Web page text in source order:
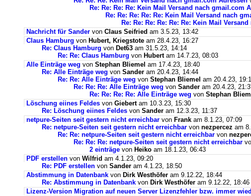
Re: Re: Re: Re: Kein Mail Versand nach gmail.com
Re: Re: Re: Re: Re: Kein Mail Versand nach
Re: Re: Re: Re: Re: Re: Kein Mail
Nachricht für Sander von Claus Seifried am 3.5.23, 13:42
Claus Hamburg von Hubert, Kriegstote am 28.4.23, 16:27
Re: Claus Hamburg von Det63 am 31.5.23, 14:14
Re: Re: Claus Hamburg von Hubertam 14.7.23, 08:03
Alle Einträge weg von Stephan Bliemel am 17.4.23, 18:40
Re: Alle Einträge weg von Sander am 20.4.23, 14:44
Re: Re: Alle Einträge weg von Stephan Bliemel am 20.4.23,
Re: Re: Re: Alle Einträge weg von Sander am 20.4.23,
Re: Re: Re: Re: Alle Einträge weg von Stephan
Löschung eiines Feldes von Giebertam 10.3.23, 15:30
Re: Löschung eiines Feldes von Sander am 12.3.23, 11:37
netpure-Seiten seit gestern nicht erreichbar von Frank am 8.1.23, 07:09
Re: netpure-Seiten seit gestern nicht erreichbar von nezpercez am
Re: Re: netpure-Seiten seit gestern nicht erreichbar von
Re: Re: Re: netpure-Seiten seit gestern nicht erreichbar
2 einträge von Heiko am 18.1.23, 06:43
PDF erstellen von Wilfrid am 4.1.23, 09:20
Re: PDF erstellen von Sander am 4.1.23, 18:50
Abstimmung in Datenbank von Dirk Westhöfer am 9.12.22, 18:44
Re: Abstimmung in Datenbank von Dirk Westhöfer am 9.12.22, 18:46
Lizenz-Version Migration auf neuen Server Lizenzfehler bzw. immer